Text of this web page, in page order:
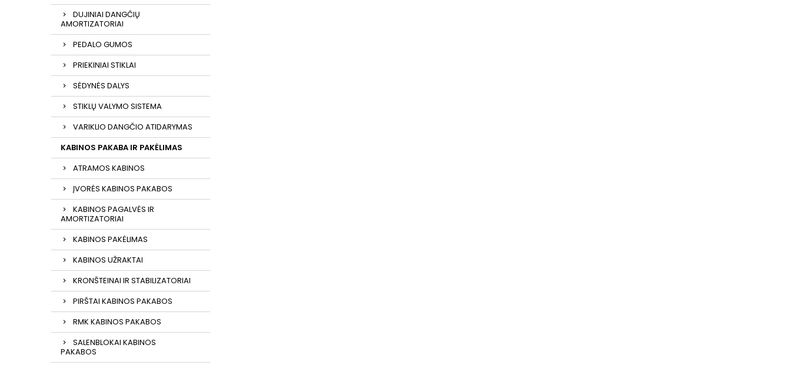
DUJINIAI DANGČIŲ
AMORTIZATORIAI
PEDALO GUMOS
PRIEKINIAI STIKLAI
SĖDYNĖS DALYS
STIKLŲ VALYMO SISTEMA
VARIKLIO DANGČIO ATIDARYMAS
KABINOS PAKABA IR PAKĖLIMAS
ATRAMOS KABINOS
ĮVORĖS KABINOS PAKABOS
KABINOS PAGALVĖS IR
AMORTIZATORIAI
KABINOS PAKĖLIMAS
KABINOS UŽRAKTAI
KRONŠTEINAI IR STABILIZATORIAI
PIRŠTAI KABINOS PAKABOS
RMK KABINOS PAKABOS
SALENBLOKAI KABINOS
PAKABOS